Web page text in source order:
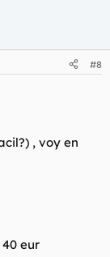
#8
, voy en
eur